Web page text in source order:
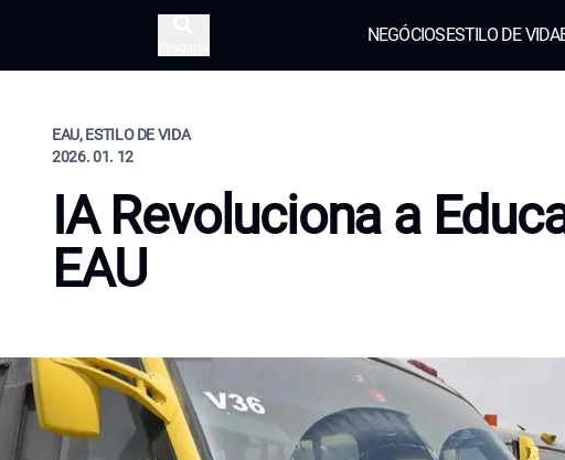
NEGÓCIOSESTILO DE VIDA
EAU, ESTILO DE VIDA
2026. 01. 12
IA Revoluciona a
EAU